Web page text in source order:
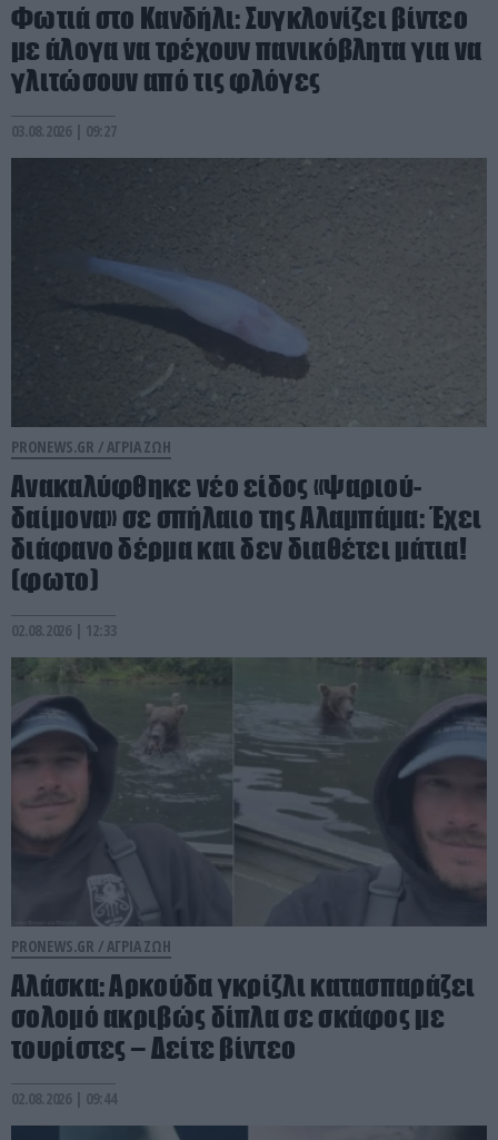
Φωτιά στο Κανδήλι: Συγκλονίζει βίντεο
με άλογα να τρέχουν πανικόβλητα για να
γλιτώσουν από τις φλόγες
03.08.2026 | 09:27
PRONEWS.GR /ΑΓΡΙΑ ΖΩΗ
Ανακαλύφθηκε νέο είδος «ψαριού-
δαίμονα» σε σπήλαιο της Αλαμπάμα: Έχει
διάφανο δέρμα και δεν διαθέτει μάτια!
(φωτο)
02.08.2026 | 12:33
PRONEWS.GR /ΑΓΡΙΑ ΖΩΗ
Αλάσκα: Αρκούδα γκρίζλι κατασπαράζει
σολομό ακριβώς δίπλα σε σκάφος με
τουρίστες – Δείτε βίντεο
02.08.2026 | 09:44